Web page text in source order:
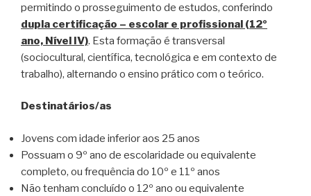
permitindo o prosseguimento de estudos, conferindo
dupla certificação – escolar e profissional (12º
ano, Nível IV). Esta formação é transversal
(sociocultural, científica, tecnológica e em contexto de
trabalho), alternando o ensino prático com o teórico.
Destinatários/as
Jovens com idade inferior aos 25 anos
Possuam o 9º ano de escolaridade ou equivalente
completo, ou frequência do 10º e 11º anos
Não tenham concluído o 12º ano ou equivalente